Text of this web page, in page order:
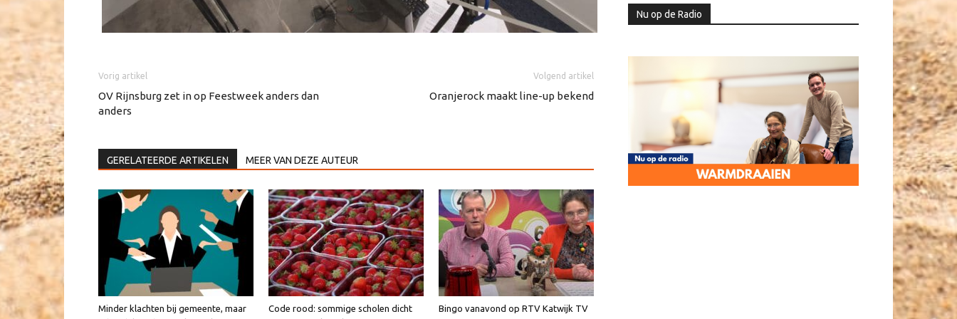
Vorig artikel
OV Rijnsburg zet in op Feestweek anders dan
anders
Volgend artikel
Oranjerock maakt line-up bekend
GERELATEERDE ARTIKELEN MEER VAN DEZE AUTEUR
Minder klachten bij gemeente, maar
Code rood: sommige scholen dicht
Bingo vanavond op RTV Katwijk TV
Nu op de Radio